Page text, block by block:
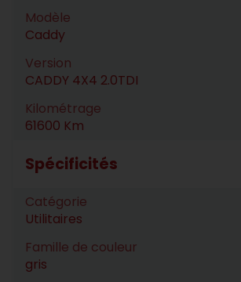
Modèle
Caddy
Version
CADDY 4X4 2.0TDI
Kilométrage
61600 Km
Spécificités
Catégorie
Utilitaires
Famille de couleur
gris